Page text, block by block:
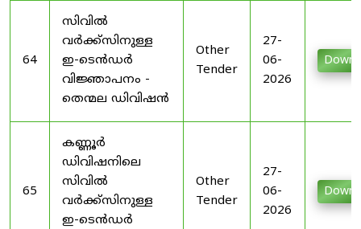
64
സിവിൽ
വർക്ക്സിനുള്ള
ഇ-ടെൻഡർ
വിജ്ഞാപനം -
തെന്മല ഡിവിഷൻ
Other
Tender
27-
06-
2026
65
കണ്ണൂർ
ഡിവിഷനിലെ
സിവിൽ
വർക്ക്സിനുള്ള
ഇ-ടെൻഡർ
Other
Tender
27-
06-
2026